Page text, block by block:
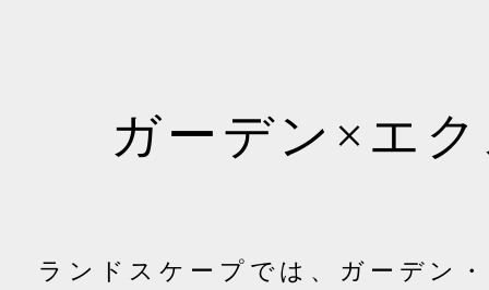
ガーデン×エ
ランドスケープでは、ガーデン